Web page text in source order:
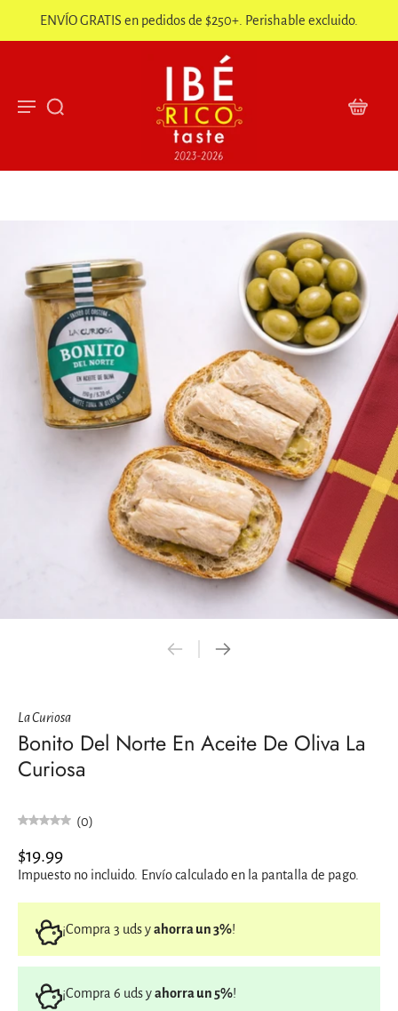
ENVÍO GRATIS en pedidos de $250+. Perishable excluido.
La Curiosa
Bonito Del Norte En Aceite De Oliva La
Curiosa
(0)
$19.99
Impuesto no incluido. Envíocalculado en la pantalla de pago.
¡Compra 3 uds yahorra un 3%!
¡Compra 6 uds yahorra un 5%!